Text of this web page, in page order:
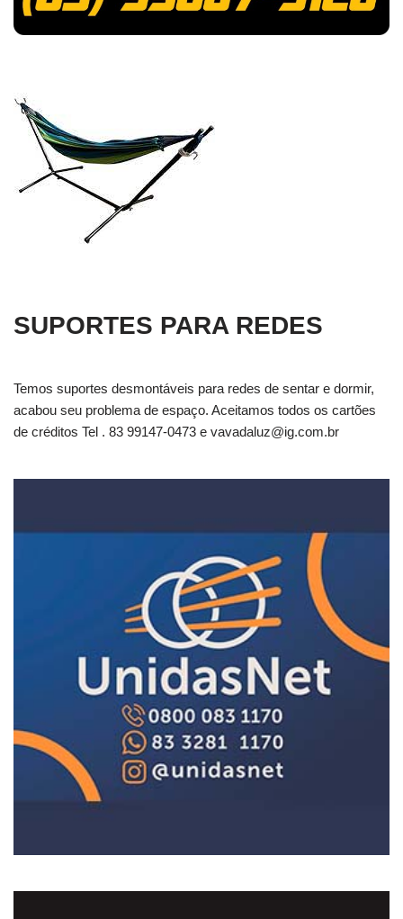
SUPORTES PARA REDES
Temos suportes desmontáveis para redes de sentar e dormir,
acabou seu problema de espaço. Aceitamos todos os cartões
de créditos Tel . 83 99147-0473 e vavadaluz@ig.com.br